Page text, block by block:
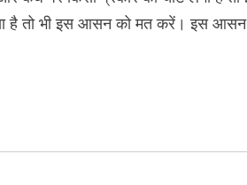
है तो भी इस आसन को मत करें। इस